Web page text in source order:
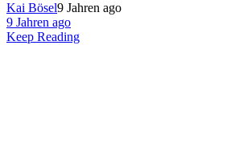
Kai Bösel9 Jahren ago
9 Jahren ago
Keep Reading